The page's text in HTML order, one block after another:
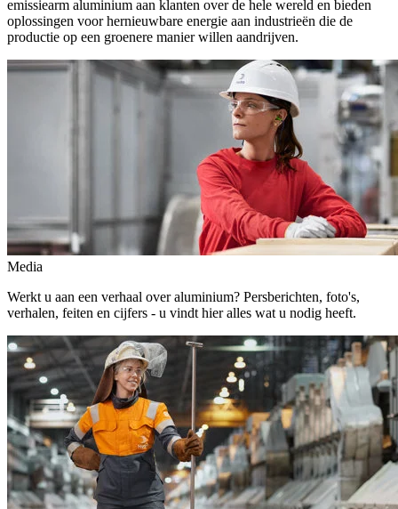
emissiearm aluminium aan klanten over de hele wereld en bieden
oplossingen voor hernieuwbare energie aan industrieën die de
productie op een groenere manier willen aandrijven.
Media
Werkt u aan een verhaal over aluminium? Persberichten, foto's,
verhalen, feiten en cijfers - u vindt hier alles wat u nodig heeft.